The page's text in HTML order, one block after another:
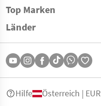
Top Marken
Länder
Hilfe Österreich | EUR